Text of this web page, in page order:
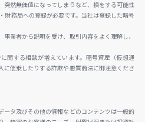
突然無価値になってしまうなど、損をする可能性
財務局への登録が必要です。当社は登録した暗号
業者から説明を受け、取引内容をよく理解し、
関する相談が増えています。暗号資産（仮想通
に便乗したりする詐欺や悪質商法に御注意くださ
ータ及びその他の情報などのコンテンツは一般的